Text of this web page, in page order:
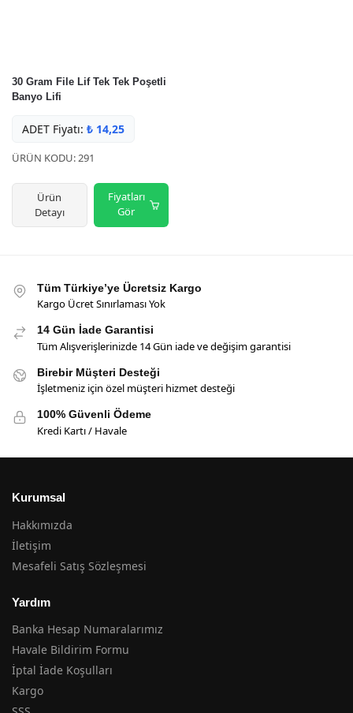
30 Gram File Lif Tek Tek Poşetli
Banyo Lifi
ADET Fiyatı: ₺ 14,25
ÜRÜN KODU: 291
Ürün
Detayı
Fiyatları
Gör
Tüm Türkiye’ye Ücretsiz Kargo
Kargo Ücret Sınırlaması Yok
14 Gün İade Garantisi
Tüm Alışverişlerinizde 14 Gün iade ve değişim garantisi
Birebir Müşteri Desteği
İşletmeniz için özel müşteri hizmet desteği
100% Güvenli Ödeme
Kredi Kartı / Havale
Kurumsal
Hakkımızda
İletişim
Mesafeli Satış Sözleşmesi
Yardım
Banka Hesap Numaralarımız
Havale Bildirim Formu
İptal İade Koşulları
Kargo